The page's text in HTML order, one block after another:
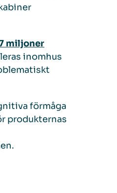
miljoner
inomhus
förmåga
produkternas